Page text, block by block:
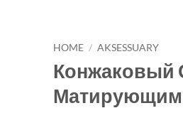
HOME / AKSESSUARY
Конжаковый